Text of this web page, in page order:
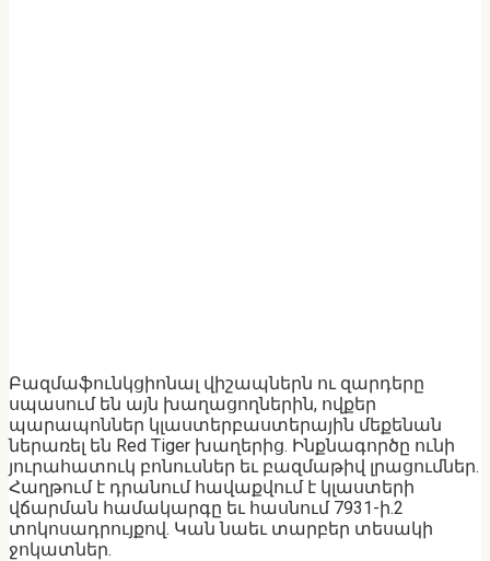
Բազմաֆունկցիոնալ վիշապներն ու զարդերը
սպասում են այն խաղացողներին, ովքեր
պարապոններ կլաստերբաստերային մեքենան
ներառել են Red Tiger խաղերից. Ինքնագործը ունի
յուրահատուկ բոնուսներ եւ բազմաթիվ լրացումներ.
Հաղթում է դրանում հավաքվում է կլաստերի
վճարման համակարգը եւ հասնում 7931-ի.2
տոկոսադրույքով. Կան նաեւ տարբեր տեսակի
ջոկատներ.